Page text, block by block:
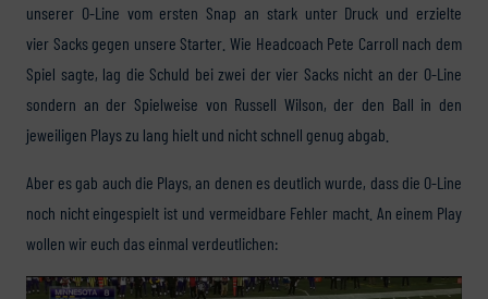
unserer O-Line vom ersten Snap an stark unter Druck und erzielte
vier Sacks gegen unsere Starter. Wie Headcoach Pete Carroll nach dem
Spiel sagte, lag die Schuld bei zwei der vier Sacks nicht an der O-Line
sondern an der Spielweise von Russell Wilson, der den Ball in den
jeweiligen Plays zu lang hielt und nicht schnell genug abgab.
Aber es gab auch die Plays, an denen es deutlich wurde, dass die O-Line
noch nicht eingespielt ist und vermeidbare Fehler macht. An einem Play
wollen wir euch das einmal verdeutlichen: